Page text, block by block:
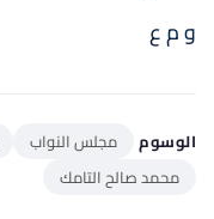
و م ع
الوسوم مجلس النواب
محمد صالح التامك